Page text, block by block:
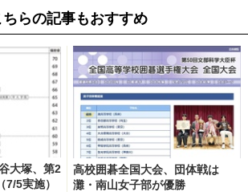
ちらの記事もおすすめ
大塚、第2
5実施）
高校囲碁全国大会、団体戦は
灘・南山女子部が優勝